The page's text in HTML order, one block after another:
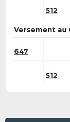
512
Versement au
647
512